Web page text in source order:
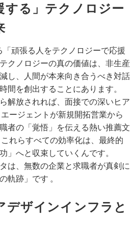
する」テクノロジー
頑張る人をテクノロジーで応援
クノロジーの真の価値は、非生産
し、人間が本来向き合うべき対話
間を創出することにあります。
解放されれば、面接での深いヒア
ージェントが新規開拓営業から
者の「覚悟」を伝える熱い推薦文
れらすべての効率化は、最終的
」へと収束していくんです。
は、無数の企業と求職者が真剣に
軌跡」です 。
デザインインフラと